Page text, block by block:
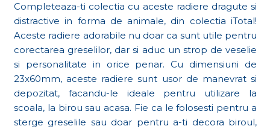
Completeaza-ti colectia cu aceste radiere dragute si
distractive in forma de animale, din colectia iTotal!
Aceste radiere adorabile nu doar ca sunt utile pentru
corectarea greselilor, dar si aduc un strop de veselie
si personalitate in orice penar. Cu dimensiuni de
23x60mm, aceste radiere sunt usor de manevrat si
depozitat, facandu-le ideale pentru utilizare la
scoala, la birou sau acasa. Fie ca le folosesti pentru a
sterge greselile sau doar pentru a-ti decora biroul,